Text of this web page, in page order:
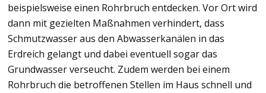
beispielsweise einen Rohrbruch entdecken. Vor Ort wird
dann mit gezielten Maßnahmen verhindert, dass
Schmutzwasser aus den Abwasserkanälen in das
Erdreich gelangt und dabei eventuell sogar das
Grundwasser verseucht. Zudem werden bei einem
Rohrbruch die betroffenen Stellen im Haus schnell und